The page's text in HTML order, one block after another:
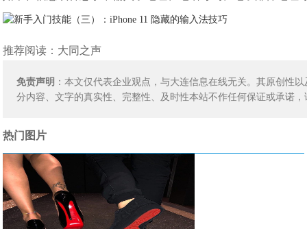
推荐阅读： 大同之声
免责声明 ：本文仅代表企业观点，与大连信息在线无关。其原创性
分内容、文字的真实性、完整性、及时性本站不作任何保证或承诺
热门图片